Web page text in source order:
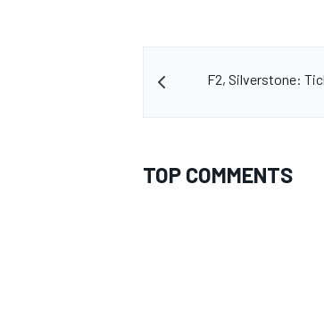
F2, Silverstone:
TOP COMMENTS